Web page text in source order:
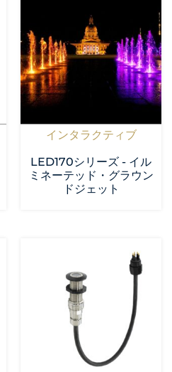
インタラクティブ
LED170シリーズ - イル
ミネーテッド・グラウン
ドジェット